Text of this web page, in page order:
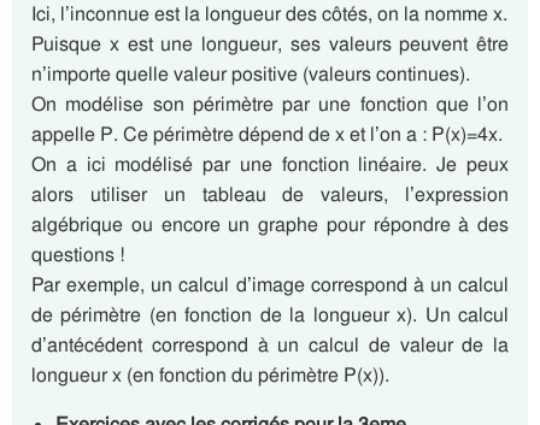
Ici, l’inconnue est la longueur des côtés, on la nomme x.
Puisque x est une longueur, ses valeurs peuvent être
n’importe quelle valeur positive (valeurs continues).
On modélise son périmètre par une fonction que l’on
appelle P. Ce périmètre dépend de x et l’on a : P(x)=4x.
On a ici modélisé par une fonction linéaire. Je peux
alors utiliser un tableau de valeurs, l’expression
algébrique ou encore un graphe pour répondre à des
questions !
Par exemple, un calcul d’image correspond à un calcul
de périmètre (en fonction de la longueur x). Un calcul
d’antécédent correspond à un calcul de valeur de la
longueur x (en fonction du périmètre P(x)).